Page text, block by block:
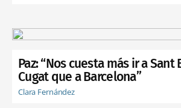
Paz: “Nos cuesta más ir a Sant
Cugat que a Barcelona”
Clara Fernández